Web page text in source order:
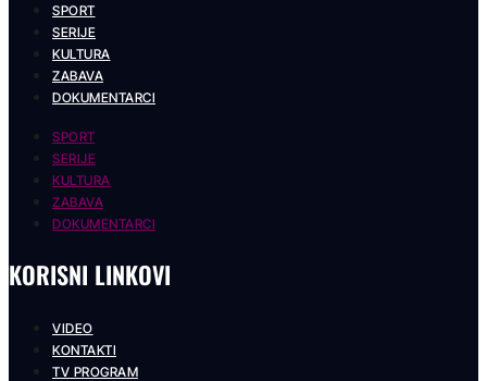
SPORT
SERIJE
KULTURA
ZABAVA
DOKUMENTARCI
SPORT
SERIJE
KULTURA
ZABAVA
DOKUMENTARCI
KORISNI LINKOVI
VIDEO
KONTAKTI
TV PROGRAM